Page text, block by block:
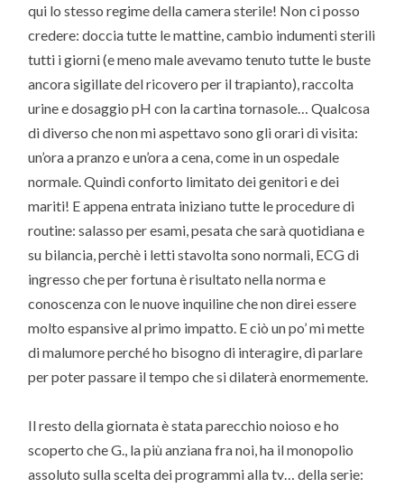
qui lo stesso regime della camera sterile! Non ci posso
credere: doccia tutte le mattine, cambio indumenti sterili
tutti i giorni (e meno male avevamo tenuto tutte le buste
ancora sigillate del ricovero per il trapianto), raccolta
urine e dosaggio pH con la cartina tornasole… Qualcosa
di diverso che non mi aspettavo sono gli orari di visita:
un’ora a pranzo e un’ora a cena, come in un ospedale
normale. Quindi conforto limitato dei genitori e dei
mariti! E appena entrata iniziano tutte le procedure di
routine: salasso per esami, pesata che sarà quotidiana e
su bilancia, perchè i letti stavolta sono normali, ECG di
ingresso che per fortuna è risultato nella norma e
conoscenza con le nuove inquiline che non direi essere
molto espansive al primo impatto. E ciò un po’ mi mette
di malumore perché ho bisogno di interagire, di parlare
per poter passare il tempo che si dilaterà enormemente.
Il resto della giornata è stata parecchio noioso e ho
scoperto che G., la più anziana fra noi, ha il monopolio
assoluto sulla scelta dei programmi alla tv… della serie: